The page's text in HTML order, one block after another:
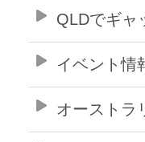
QLDでギャ
イベント情
オーストラ